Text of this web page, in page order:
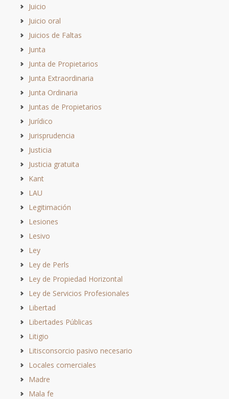
Juicio
Juicio oral
Juicios de Faltas
Junta
Junta de Propietarios
Junta Extraordinaria
Junta Ordinaria
Juntas de Propietarios
Jurídico
Jurisprudencia
Justicia
Justicia gratuita
Kant
LAU
Legitimación
Lesiones
Lesivo
Ley
Ley de Perls
Ley de Propiedad Horizontal
Ley de Servicios Profesionales
Libertad
Libertades Públicas
Litigio
Litisconsorcio pasivo necesario
Locales comerciales
Madre
Mala fe